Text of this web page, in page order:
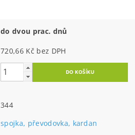
do dvou prac. dnů
720,66 Kč bez DPH
344
spojka, převodovka, kardan